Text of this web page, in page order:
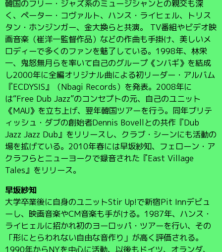
韓国のフリー・ジャズ系のミュージシャンとの親交も深
く、ペーター・コヴァルト、ハンス・ライヒェル、トリス
タン・ホンジンガー、金大換らと共演。 TV番組やビデオ映
画音楽（崔洋一監督作品）などの作曲も手掛け、美しいメ
ロディーで多くのファンを魅了している。1998年、林栄
一、鬼怒無月らを率いて自己のグループ《ンバギ》を結成
し2000年に全編オリジナル曲による初リーダー・アルバム
『ECDYSIS』（Nbagi Records）を発表。2008年に
は“Free Dub Jazz”のコンセプトの元、自己のユニット
《MAU》を立ち上げ、翌年韓国ツアーを行う。同年ブリテ
ィッシュ・ダブの創始者Dennis Bovellとの共作『Dub
Jazz Jazz Dub』をリリースし、クラブ・シーンにも活動の
場を拡げている。2010年春には早坂紗知、フェローン・ア
クラフらとニューヨークで録音された『East Village
Tales』をリリース。
早坂紗知
大学卒業後に自身のユニットStir Up!で新宿Pit Innデビュ
ーし、映画音楽やCM音楽も手がける。1987年、ハンス・
ライヒェルに招かれ初のヨーロッパ・ツアーを行い、その
「形にとらわれない自由な音作り」が高く評価される。
1990年からNYを中心に活動、以後もドイツ、オランダ、